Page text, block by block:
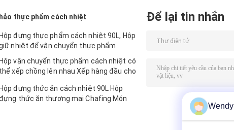
thực phẩm cách nhiệt
Hộp đựng thực phẩm cách nhiệt 90L, Hộp
nhiệt để vận chuyển thực phẩm
Hộp vận chuyển thực phẩm cách nhiệt có
thể xếp chồng lên nhau Xếp hàng đầu cho
Hộp đựng thức ăn cách nhiệt 90L Hộp
thức ăn thương mại Chafing Món
Để lại tin nhắn
Wendy